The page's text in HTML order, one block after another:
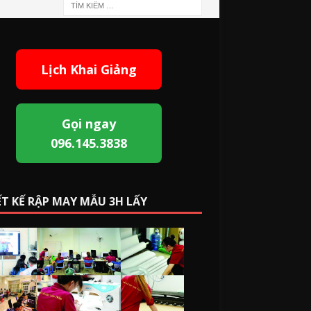
Lịch Khai Giảng
Gọi ngay
096.145.3838
KẾ RẬP MAY MẪU 3H LẤY